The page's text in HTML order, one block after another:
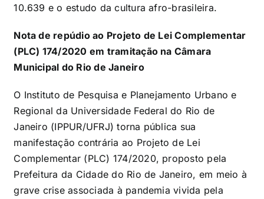
10.639 e o estudo da cultura afro-brasileira.
Nota de repúdio ao Projeto de Lei Complementar
(PLC) 174/2020 em tramitação na Câmara
Municipal do Rio de Janeiro
O Instituto de Pesquisa e Planejamento Urbano e
Regional da Universidade Federal do Rio de
Janeiro (IPPUR/UFRJ) torna pública sua
manifestação contrária ao Projeto de Lei
Complementar (PLC) 174/2020, proposto pela
Prefeitura da Cidade do Rio de Janeiro, em meio à
grave crise associada à pandemia vivida pela